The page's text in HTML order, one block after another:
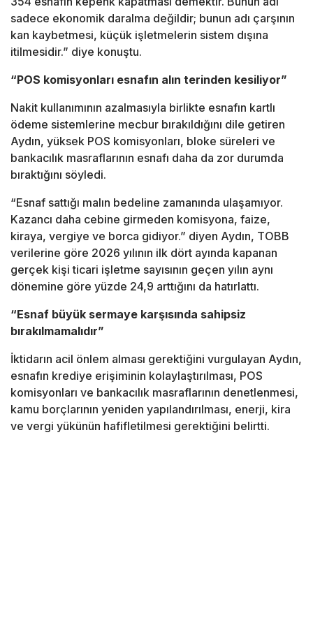
sadece ekonomik daralma değildir; bunun adı çarşının
kan kaybetmesi, küçük işletmelerin sistem dışına
itilmesidir.” diye konuştu.
“POS komisyonları esnafın alın terinden kesiliyor”
Nakit kullanımının azalmasıyla birlikte esnafın kartlı
ödeme sistemlerine mecbur bırakıldığını dile getiren
Aydın, yüksek POS komisyonları, bloke süreleri ve
bankacılık masraflarının esnafı daha da zor durumda
bıraktığını söyledi.
“Esnaf sattığı malın bedeline zamanında ulaşamıyor.
Kazancı daha cebine girmeden komisyona, faize,
kiraya, vergiye ve borca gidiyor.” diyen Aydın, TOBB
verilerine göre 2026 yılının ilk dört ayında kapanan
gerçek kişi ticari işletme sayısının geçen yılın aynı
dönemine göre yüzde 24,9 arttığını da hatırlattı.
“Esnaf büyük sermaye karşısında sahipsiz
bırakılmamalıdır”
İktidarın acil önlem alması gerektiğini vurgulayan Aydın,
esnafın krediye erişiminin kolaylaştırılması, POS
komisyonları ve bankacılık masraflarının denetlenmesi,
kamu borçlarının yeniden yapılandırılması, enerji, kira
ve vergi yükünün hafifletilmesi gerektiğini belirtti.